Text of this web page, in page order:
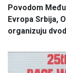
Povodom
Evropa Srbija,
organizuju